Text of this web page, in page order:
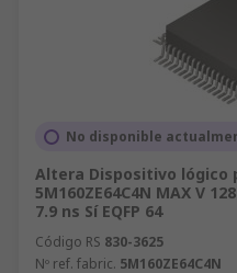
No disponible
Altera Dispositivo lógico
5M160ZE64C4N MAX V
7.9 ns Sí EQFP 64
Código RS 830-3625
Nº ref. fabric. 5M160ZE64C4N